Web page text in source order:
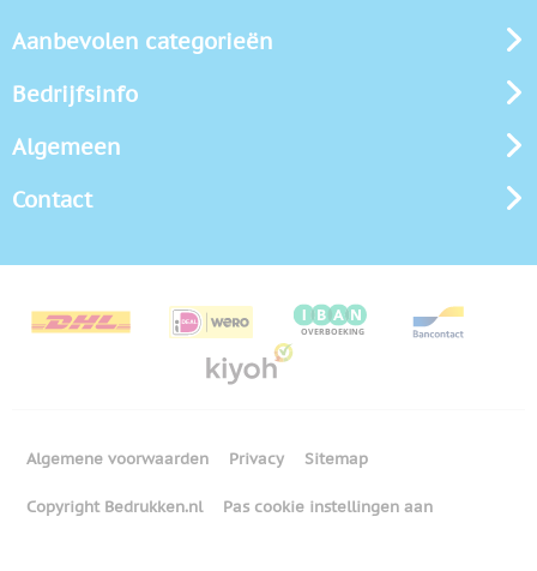
Aanbevolen categorieën
Bedrijfsinfo
Algemeen
Contact
Algemene voorwaarden Privacy Sitemap
Copyright Bedrukken.nl Pas cookie instellingen aan